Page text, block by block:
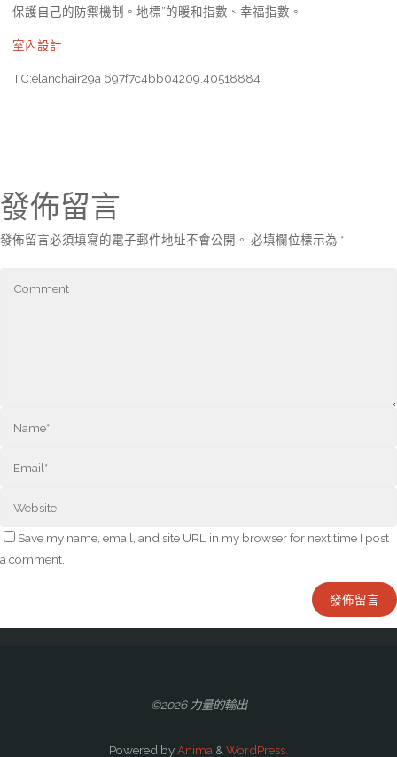
保護自己的防禦機制。地標”的暖和指數、幸福指數。
室內設計
TC:elanchair29a 697f7c4bb04209.40518884
發佈留言
發佈留言必須填寫的電子郵件地址不會公開。 必填欄位標示為 *
Save my name, email, and site URL in my browser for next time I post
a comment.
©2026 力量的輸出
Powered byAnima &WordPress.